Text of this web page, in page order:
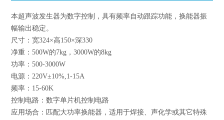
本超声波发生器为数字控制，具有频率自动跟踪功能，换能器振
幅输出稳定。
尺寸：宽324×高150×深330
净重：500W的7kg，3000W的8kg
功率：500-3000W
电源：220V±10%,1-15A
频率：15-60K
控制电路：数字单片机控制电路
应用场合：匹配大功率换能器，适用于焊接、声化学或其它特殊